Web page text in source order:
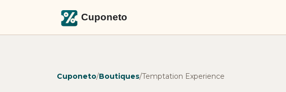
Cuponeto/Boutiques/Temptation Experience